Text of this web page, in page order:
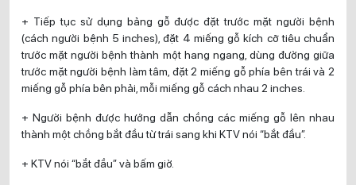
+ Tiếp tục sử dụng bảng gỗ được đặt trước mặt người bệnh
(cách người bệnh 5 inches), đặt 4 miếng gỗ kích cỡ tiêu chuẩn
trước mặt người bệnh thành một hang ngang, dùng đường giữa
trước mặt người bệnh làm tâm, đặt 2 miếng gỗ phía bên trái và 2
miếng gỗ phía bên phải, mỗi miếng gỗ cách nhau 2 inches.
+ Người bệnh được hướng dẫn chồng các miếng gỗ lên nhau
thành một chồng bắt đầu từ trái sang khi KTV nói “bắt đầu”.
+ KTV nói “bắt đầu” và bấm giờ.